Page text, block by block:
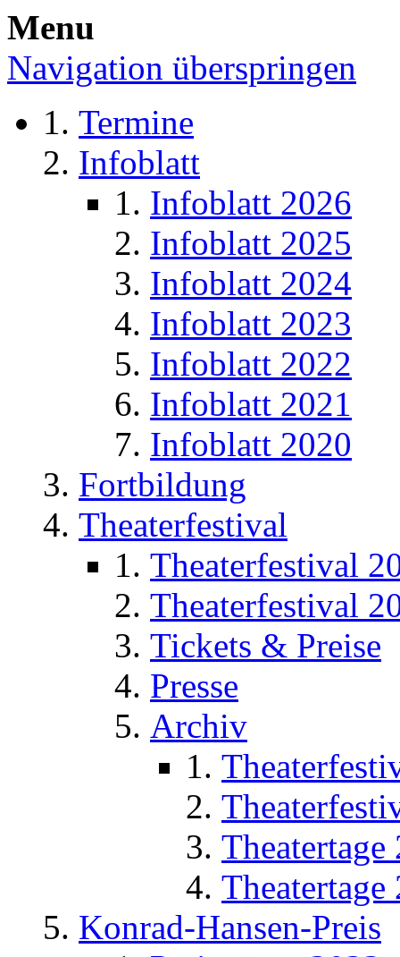
Menu
Navigation überspringen
Termine
Infoblatt
Infoblatt 2026
Infoblatt 2025
Infoblatt 2024
Infoblatt 2023
Infoblatt 2022
Infoblatt 2021
Infoblatt 2020
Fortbildung
Theaterfestival
Theaterfestival
Theaterfestival
Tickets & Preise
Presse
Archiv
Theatertage
Theatertage
Konrad-Hansen-Preis